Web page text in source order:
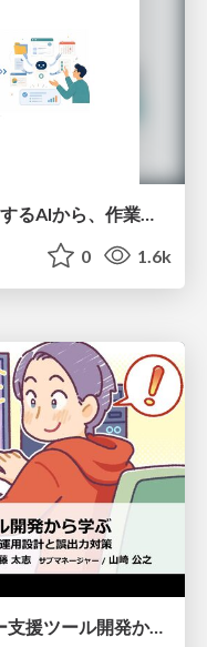
0 1.6k
【CEDEC2026】コードレビュー支援ツール開発から学ぶ：LLMを用いた業務システムの実践的な運用設計と誤出力対策